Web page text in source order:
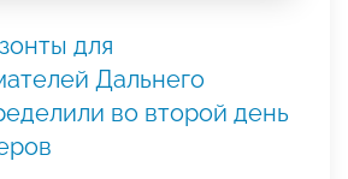
для
Дальнего
во второй день